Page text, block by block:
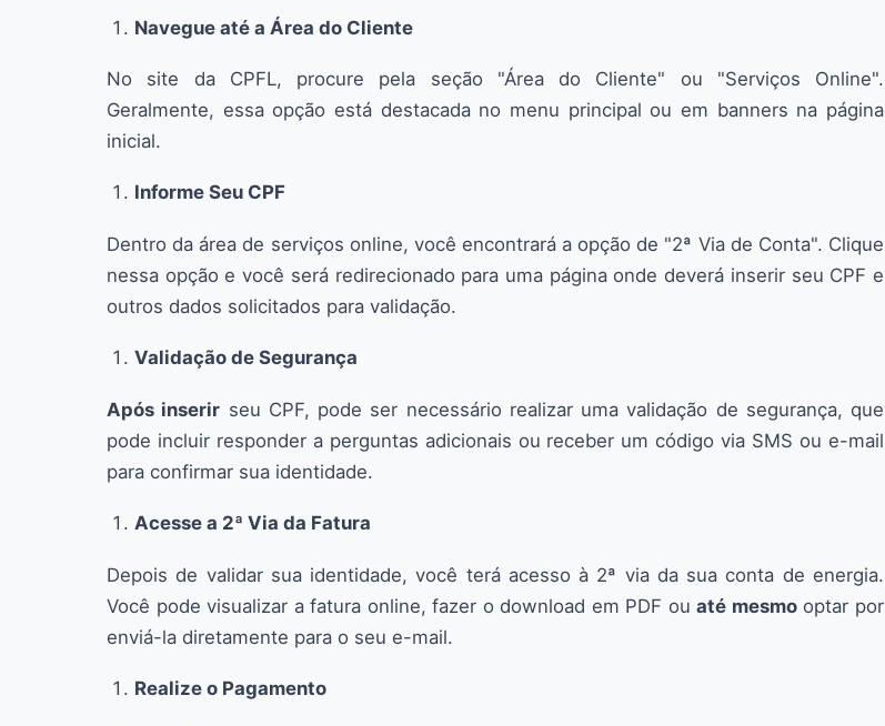
Navegue até a Área do Cliente
No site da CPFL, procure pela seção "Área do Cliente" ou "Serviços Online".
Geralmente, essa opção está destacada no menu principal ou em banners na página
inicial.
Informe Seu CPF
Dentro da área de serviços online, você encontrará a opção de "2ª Via de Conta". Clique
nessa opção e você será redirecionado para uma página onde deverá inserir seu CPF e
outros dados solicitados para validação.
Validação de Segurança
Após inserir seu CPF, pode ser necessário realizar uma validação de segurança, que
pode incluir responder a perguntas adicionais ou receber um código via SMS ou e-mail
para confirmar sua identidade.
Acesse a 2ª Via da Fatura
Depois de validar sua identidade, você terá acesso à 2ª via da sua conta de energia.
Você pode visualizar a fatura online, fazer o download em PDF ouaté mesmooptar por
enviá-la diretamente para o seu e-mail.
Realize o Pagamento